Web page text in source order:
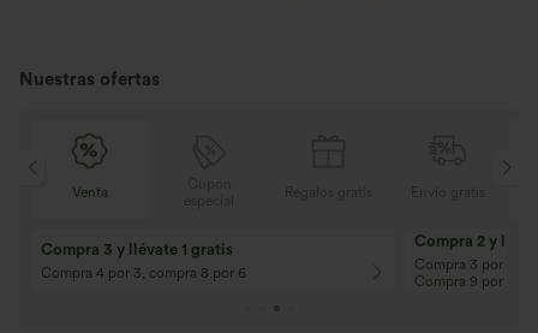
Nuestras ofertas
Venta
Compra 3 y llévate 1 gratis
Compra 4 por 3, compra 8 por 6
Compra 2 y
Compra 3 por 2,
Compra 9 por 6